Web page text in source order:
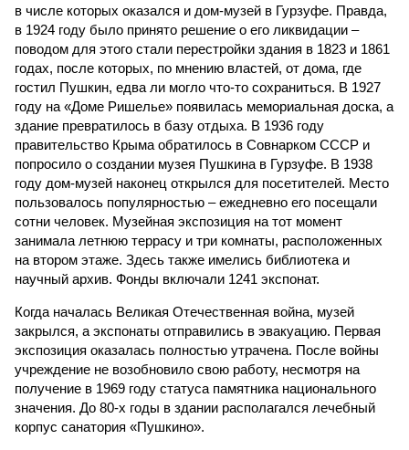
в числе которых оказался и дом-музей в Гурзуфе. Правда,
в 1924 году было принято решение о его ликвидации –
поводом для этого стали перестройки здания в 1823 и 1861
годах, после которых, по мнению властей, от дома, где
гостил Пушкин, едва ли могло что-то сохраниться. В 1927
году на «Доме Ришелье» появилась мемориальная доска, а
здание превратилось в базу отдыха. В 1936 году
правительство Крыма обратилось в Совнарком СССР и
попросило о создании музея Пушкина в Гурзуфе. В 1938
году дом-музей наконец открылся для посетителей. Место
пользовалось популярностью – ежедневно его посещали
сотни человек. Музейная экспозиция на тот момент
занимала летнюю террасу и три комнаты, расположенных
на втором этаже. Здесь также имелись библиотека и
научный архив. Фонды включали 1241 экспонат.
Когда началась Великая Отечественная война, музей
закрылся, а экспонаты отправились в эвакуацию. Первая
экспозиция оказалась полностью утрачена. После войны
учреждение не возобновило свою работу, несмотря на
получение в 1969 году статуса памятника национального
значения. До 80-х годы в здании располагался лечебный
корпус санатория «Пушкино».